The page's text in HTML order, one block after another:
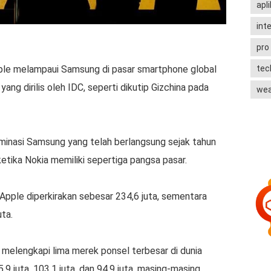
melampaui Samsung di pasar smartphone global
dirilis oleh IDC, seperti dikutip Gizchina pada
Samsung yang telah berlangsung sejak tahun
Nokia memiliki sepertiga pangsa pasar.
diperkirakan sebesar 234,6 juta, sementara
lima merek ponsel terbesar di dunia
pro